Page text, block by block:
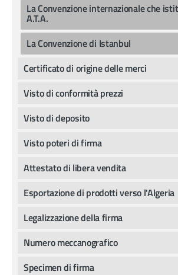
La Convenzione internazionale che
A.T.A.
La Convenzione di Istanbul
Certificato di origine delle merci
Visto di conformità prezzi
Visto di deposito
Visto poteri di firma
Attestato di libera vendita
Esportazione di prodotti verso l'Algeria
Legalizzazione della firma
Numero meccanografico
Specimen di firma